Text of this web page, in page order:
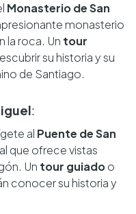
Monasterio de San
monasterio
la roca. Un tour
su historia y su
de Santiago.
:
al Puente de San
que ofrece vistas
Un tour guiadoo
conocer su historia y